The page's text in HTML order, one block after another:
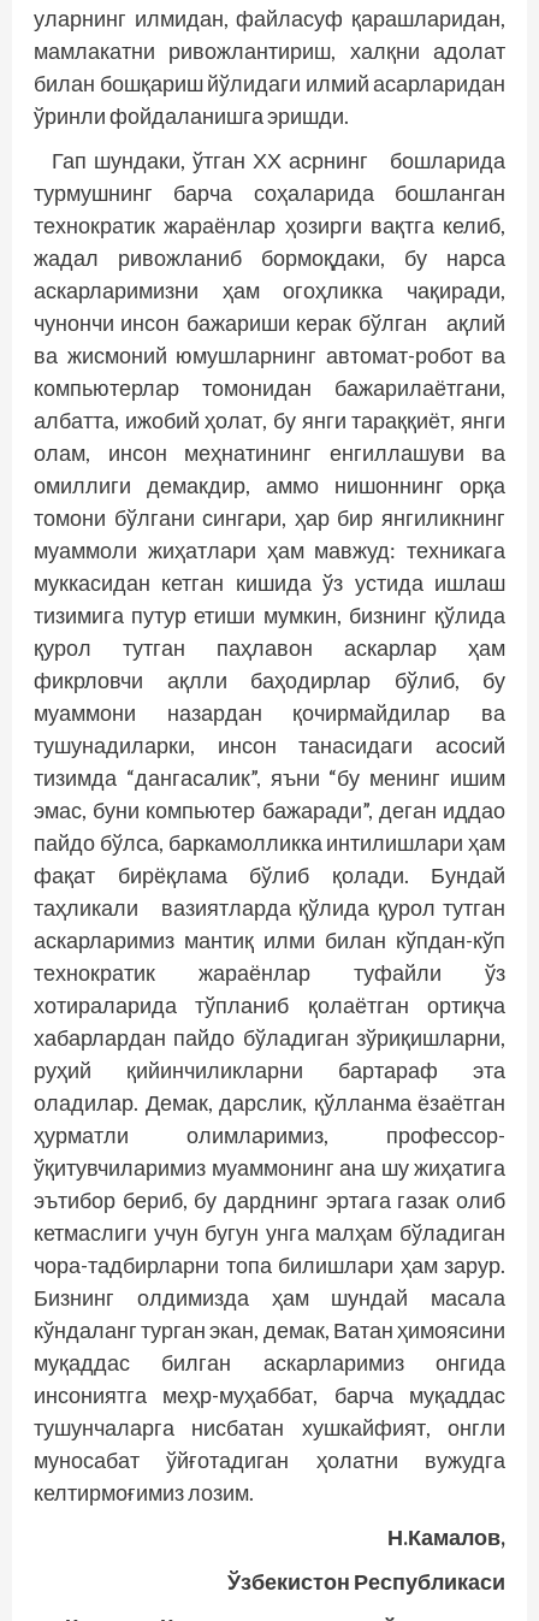
уларнинг илмидан, файласуф қарашларидан,
мамлакатни ривожлантириш, халқни адолат
билан бошқариш йўлидаги илмий асарларидан
ўринли фойдаланишга эришди.
Гап шундаки, ўтган ХХ асрнинг бошларида
турмушнинг барча соҳаларида бошланган
технократик жараёнлар ҳозирги вақтга келиб,
жадал ривож­ланиб бормоқдаки, бу нарса
аскарларимизни ҳам огоҳликка чақиради,
чунончи инсон бажариши керак бўлган ақлий
ва жисмоний юмушларнинг автомат-робот ва
компьютерлар томонидан бажарилаётгани,
албатта, ижобий ҳолат, бу янги тараққиёт, янги
олам, инсон меҳнатининг енгиллашуви ва
омиллиги демакдир, аммо нишоннинг орқа
томони бўлгани сингари, ҳар бир янгиликнинг
муаммоли жиҳатлари ҳам мавжуд: техникага
муккасидан кетган кишида ўз устида ишлаш
тизимига путур етиши мумкин, бизнинг қўлида
қурол тутган паҳлавон аскарлар ҳам
фикрловчи ақлли баҳодирлар бўлиб, бу
муаммони назардан қочирмайдилар ва
тушунадиларки, инсон танасидаги асосий
тизимда “дангасалик”, яъни “бу менинг ишим
эмас, буни компьютер бажаради”, деган иддао
пайдо бўлса, баркамолликка интилиш­лари ҳам
фақат бирёқлама бўлиб қолади. Бундай
таҳликали вазиятларда қўлида қурол тутган
аскарларимиз мантиқ илми билан кўпдан-кўп
технократик жараёнлар туфайли ўз
хотираларида тўпланиб қолаётган ортиқча
хабарлардан пайдо бўладиган зўриқишларни,
руҳий қийинчиликларни бартараф эта
оладилар. Демак, дарслик, қўлланма ёзаётган
ҳурматли олимларимиз, профессор-
ўқитувчиларимиз муаммонинг ана шу жиҳатига
эътибор бериб, бу дарднинг эртага газак олиб
кетмаслиги учун бугун унга малҳам бўладиган
чора-тадбирларни топа билишлари ҳам зарур.
Бизнинг олдимизда ҳам шундай масала
кўндаланг турган экан, демак, Ватан ҳимоясини
муқаддас билган аскарларимиз онгида
инсониятга меҳр-муҳаббат, барча муқаддас
тушунчаларга нисбатан хушкайфият, онгли
муносабат ўйғотадиган ҳолатни вужудга
келтирмоғимиз лозим.
Н.Камалов,
Ўзбекистон Республикаси